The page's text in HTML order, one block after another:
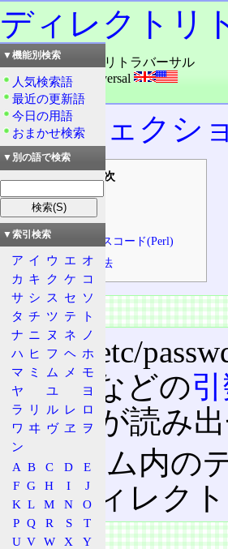
ディレクトリ
読み：ディレクトリトラバーサル
外語：directory traversal
品詞：名詞
インジェクシ
目次
概要
実際の例
サンプルソースコード(Perl)
攻撃の防止方法
概要
"../../../etc/
open文などの
ァイル が読み
システム内の
ら、ディレク
実際の例
▼機能別検索
人気検索語
最近の更新語
今日の用語
おまかせ検索
▼別の語で検索
▼索引検索
ア イ ウ エ オ
カ キ ク ケ コ
サ シ ス セ ソ
タ チ ツ テ
ト
ナ ニ ヌ ネ
ノ
ハ ヒ フ ヘ ホ
マ ミ ム メ
モ
ヤ
ユ
ヨ
ラ
リ ル レ ロ
ワ ヰ ヴ ヱ
ヲ
ン
A B C D
E
F G H I
J
K L M N
O
P Q R S
T
U V W X
Y